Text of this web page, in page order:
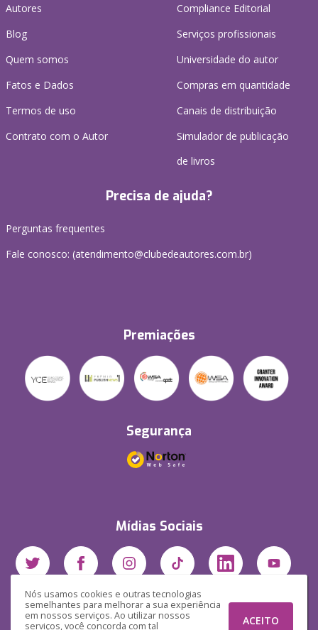
Nós usamos cookies e outras tecnologias
semelhantes para melhorar a sua experiência
em nossos serviços. Ao utilizar nossos
serviços, você concorda com tal
ACEITO
Autores
Blog
Quem somos
Fatos e Dados
Termos de uso
Contrato com o Autor
Compliance Editorial
Serviços profissionais
Universidade do autor
Compras em quantidade
Canais de distribuição
Simulador de publicação
de livros
Precisa de ajuda?
Perguntas frequentes
Fale conosco: (atendimento@clubedeautores.com.br)
Premiações
Segurança
Mídias Sociais